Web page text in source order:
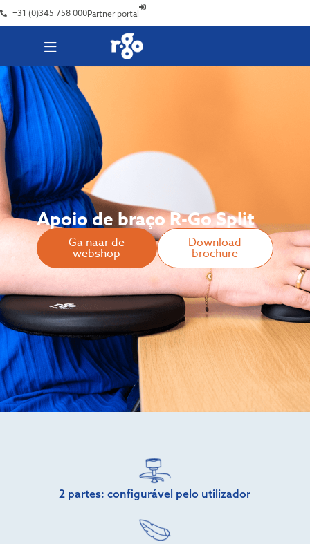
+31 (0)345 758 000Partner portal
Apoio de braço R-Go Split
Ga naar de
webshop
Download
brochure
2 partes: configurável pelo utilizador